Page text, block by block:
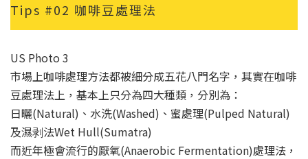
Tips #02 咖啡豆處理法
US Photo 3
市場上咖啡處理方法都被細分成五花八門名字，其實在咖啡
豆處理法上，基本上只分為四大種類，分別為：
日曬(Natural)、水洗(Washed)、蜜處理(Pulped Natural)
及濕剥法Wet Hull(Sumatra)
而近年極會流行的厭氧(Anaerobic Fermentation)處理法，